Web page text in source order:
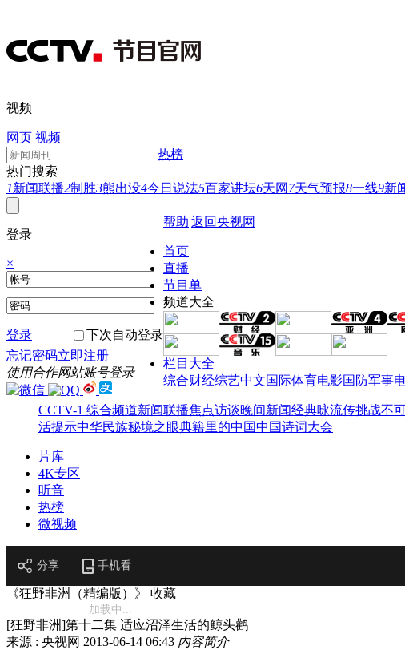
视频
网页 视频
热榜
热门搜索
1新闻联播2制胜3熊出没4今日说法5百家讲坛6天网 7天气预报8一线9新
登录
×
登录
下次自动登录
忘记密码立即注册
使用合作网站账号登录
帮助|返回央视网
首页
直播
节目单
频道大全
栏目大全
综合财经综艺中文国际体育电影国防军事
CCTV-1 综合频道新闻联播焦点访谈晚间新闻经典咏流传挑战不
活提示中华民族秘境之眼典籍里的中国中国诗词大会
片库
4K专区
听音
热榜
微视频
分享 手机看
《狂野非洲（精编版）》 收藏
加载中...
[狂野非洲]第十二集 适应沼泽生活的鲸头鹳
来源 : 央视网 2013-06-14 06:43 内容简介